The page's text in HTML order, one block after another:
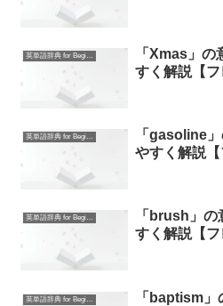
英単語辞典 for Beginners
「Xmas」
すく解説【フ
英単語辞典 for Beginners
「gasoline
やすく解説【
英単語辞典 for Beginners
「brush」
すく解説【フ
英単語辞典 for Beginners
「baptism」